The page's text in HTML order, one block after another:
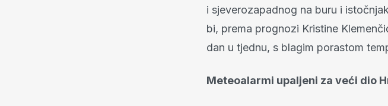
i sjeverozapadnog na buru i
bi, prema prognozi Kristine
dan u tjednu, s blagim porastom
Meteoalarmi upaljeni za veći dio